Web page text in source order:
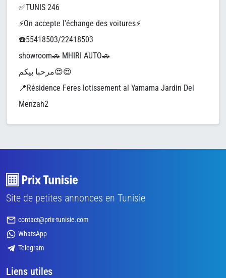
✅TUNIS 246
⚡️On accepte l'échange des voitures⚡️
☎️55418503/22418503
showroom🚗 MHIRI AUTO🚗
مرحبا بيكم😍😍
📍Résidence Feres lotissement al Yamama Jardin Del
Menzah2
Site de petites annonces en Tunisie
contact@prix-tunisie.com
WhatsApp
Telegram
Liens utiles